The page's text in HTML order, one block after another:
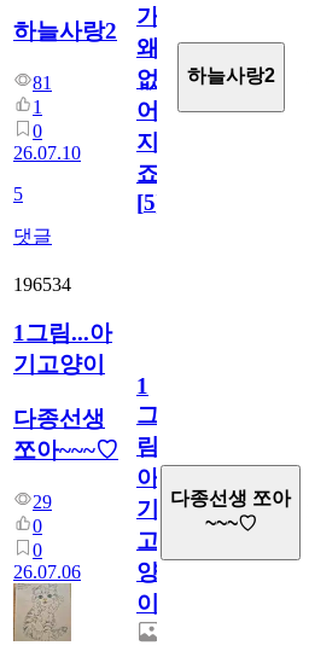
하늘사랑2
81
1
0
26.07.10
5
댓글
가
왜
없
어
지
죠.?
[5]
하늘사랑2
196534
1그림...아
기고양이
다종선생
쪼아~~~♡
29
0
0
26.07.06
1
그
림...
아
기
고
양
이
다종선생 쪼아
~~~♡